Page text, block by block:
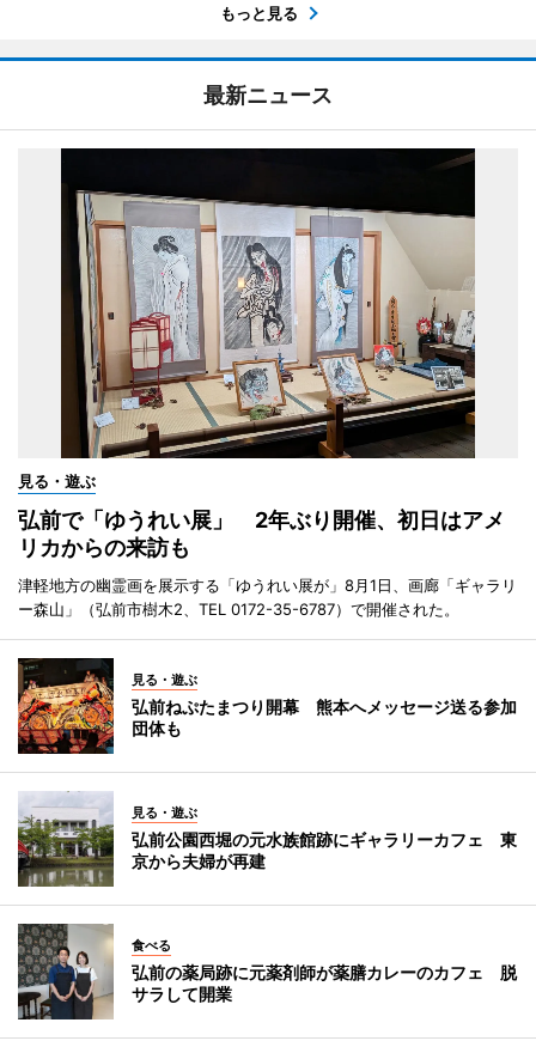
もっと見る
最新ニュース
見る・遊ぶ
弘前で「ゆうれい展」 2年ぶり開催、初日はアメ
リカからの来訪も
津軽地方の幽霊画を展示する「ゆうれい展が」8月1日、画廊「ギャラリ
ー森山」（弘前市樹木2、TEL 0172-35-6787）で開催された。
見る・遊ぶ
弘前ねぷたまつり開幕 熊本へメッセージ送る参加
団体も
見る・遊ぶ
弘前公園西堀の元水族館跡にギャラリーカフェ 東
京から夫婦が再建
食べる
弘前の薬局跡に元薬剤師が薬膳カレーのカフェ 脱
サラして開業